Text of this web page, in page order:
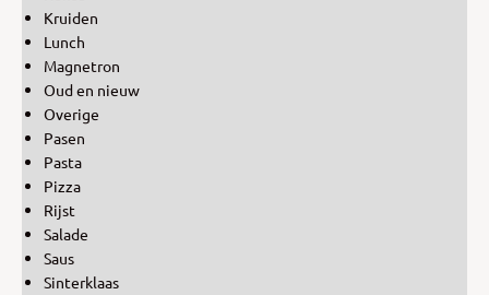
Kruiden
Lunch
Magnetron
Oud en nieuw
Overige
Pasen
Pasta
Pizza
Rijst
Salade
Saus
Sinterklaas